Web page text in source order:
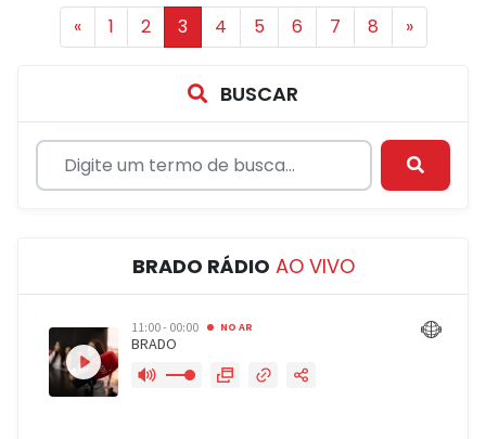
« 1 2 3 4 5 6 7 8 »
BUSCAR
BRADO RÁDIO AO VIVO